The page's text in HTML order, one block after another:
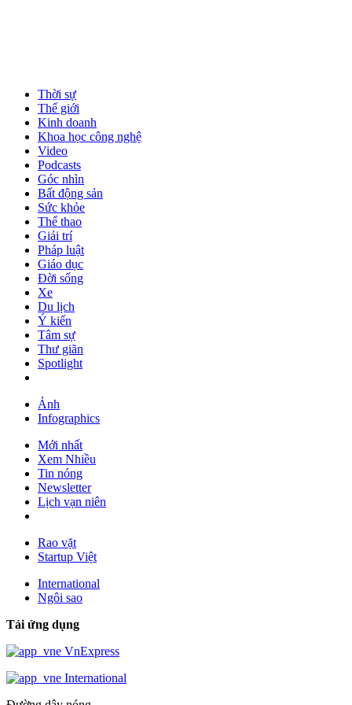
Thời sự
Thế giới
Kinh doanh
Khoa học công nghệ
Video
Podcasts
Góc nhìn
Bất động sản
Sức khỏe
Thể thao
Giải trí
Pháp luật
Giáo dục
Đời sống
Xe
Du lịch
Ý kiến
Tâm sự
Thư giãn
Spotlight
Ảnh
Infographics
Mới nhất
Xem Nhiều
Tin nóng
Newsletter
Lịch vạn niên
Rao vặt
Startup Việt
International
Ngôi sao
Tải ứng dụng
VnExpress
International